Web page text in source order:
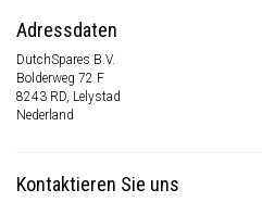
Adressdaten
DutchSpares B.V.
Bolderweg 72 F
8243 RD, Lelystad
Nederland
Kontaktieren Sie uns